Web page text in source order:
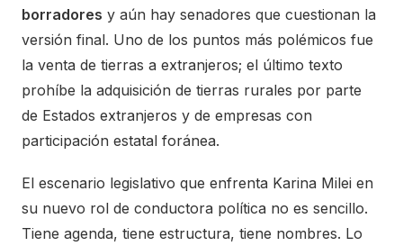
borradores y aún hay senadores que cuestionan la
versión final. Uno de los puntos más polémicos fue
la venta de tierras a extranjeros; el último texto
prohíbe la adquisición de tierras rurales por parte
de Estados extranjeros y de empresas con
participación estatal foránea.
El escenario legislativo que enfrenta Karina Milei en
su nuevo rol de conductora política no es sencillo.
Tiene agenda, tiene estructura, tiene nombres. Lo